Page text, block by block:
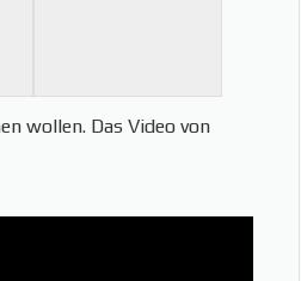
wollen. Das Video von